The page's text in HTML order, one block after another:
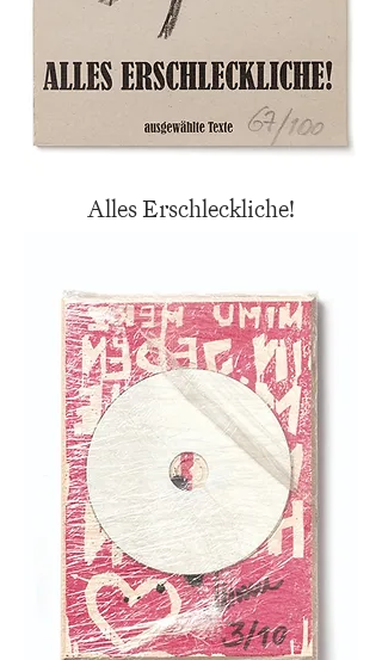
Alles Erschleckliche!